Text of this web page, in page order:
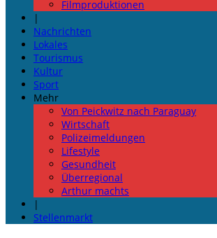
Filmproduktionen
|
Nachrichten
Lokales
Tourismus
Kultur
Sport
Mehr
Von Peickwitz nach Paraguay
Wirtschaft
Polizeimeldungen
Lifestyle
Gesundheit
Überregional
Arthur machts
|
Stellenmarkt